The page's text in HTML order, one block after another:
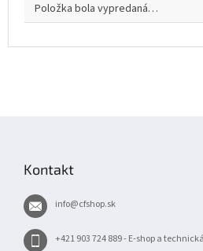
Položka bola vypredaná…
Kontakt
info@cfshop.sk
+421 903 724 889 - E-shop a